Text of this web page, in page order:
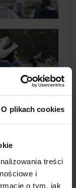
O plikach cookies
treści
i
o tym, jak